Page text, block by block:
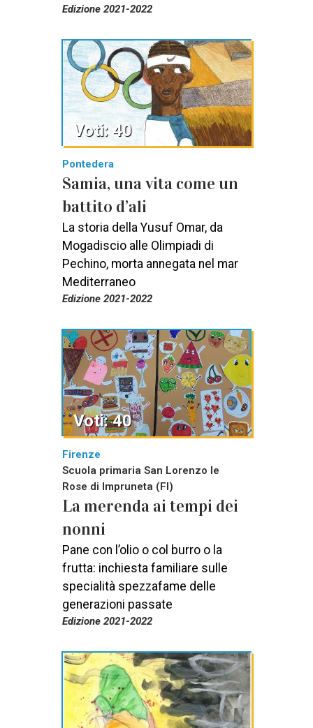
Edizione 2021-2022
Pontedera
Samia, una vita come un
battito d’ali
La storia della Yusuf Omar, da
Mogadiscio alle Olimpiadi di
Pechino, morta annegata nel mar
Mediterraneo
Edizione 2021-2022
Voti: 40
Firenze
Scuola primaria San Lorenzo le
Rose di Impruneta (FI)
La merenda ai tempi dei
nonni
Pane con l’olio o col burro o la
frutta: inchiesta familiare sulle
specialità spezzafame delle
generazioni passate
Edizione 2021-2022
Voti: 40